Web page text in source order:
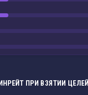
ПРИ ВЗЯТИИ ЦЕЛЕЙ